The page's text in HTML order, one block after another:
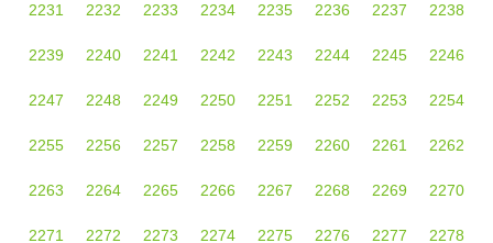
2231 2232 2233 2234 2235 2236 2237 2238
2239 2240 2241 2242 2243 2244 2245 2246
2247 2248 2249 2250 2251 2252 2253 2254
2255 2256 2257 2258 2259 2260 2261 2262
2263 2264 2265 2266 2267 2268 2269 2270
2271 2272 2273 2274 2275 2276 2277 2278